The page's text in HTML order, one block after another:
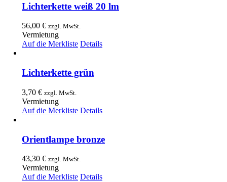
Lichterkette weiß 20 lm
56,00 € zzgl. MwSt.
Vermietung
Auf die Merkliste Details
Lichterkette grün
3,70 € zzgl. MwSt.
Vermietung
Auf die Merkliste Details
Orientlampe bronze
43,30 € zzgl. MwSt.
Vermietung
Auf die Merkliste Details